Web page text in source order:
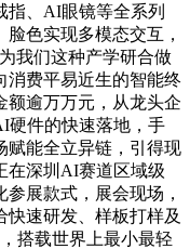
指、AI眼镜等全系列
色实现多模态交互，
我们这种产学研合做
消费平易近生的智能终
额逾万万元，从龙头企
硬件的快速落地，手
赋能全立异链，引得现
在深圳AI赛道区域级
展款式，展会现场，
速研发、样板打样及
搭载世界上最小最轻